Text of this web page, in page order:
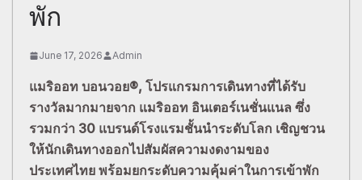
พัก
June 17, 2026 Admin
แมริออท บอนวอย®, โปรแกรมการเดินทางที่ได้รับ
รางวัลมากมายจาก แมริออท อินเตอร์เนชั่นแนล ซึ่ง
รวมกว่า 30 แบรนด์โรงแรมชั้นนำระดับโลก เชิญชวน
ให้นักเดินทางออกไปสัมผัสความงดงามของ
ประเทศไทย พร้อมยกระดับความคุ้มค่าในการเข้าพัก